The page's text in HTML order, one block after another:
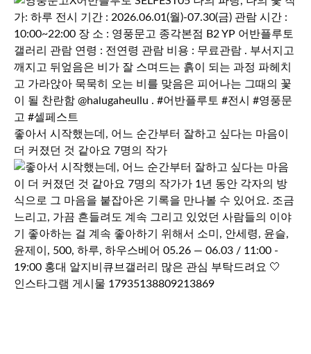
좋아서 시작했는데, 어느 순간부터 잘하고 싶다는 마음이
더 커졌던 것 같아요 7명의 작가
인스타그램 게시물 17935138809213869